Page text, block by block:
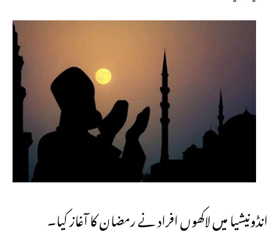
انڈونیشیا میں لاکھوں افراد نے رمضان کا آغاز کیا۔